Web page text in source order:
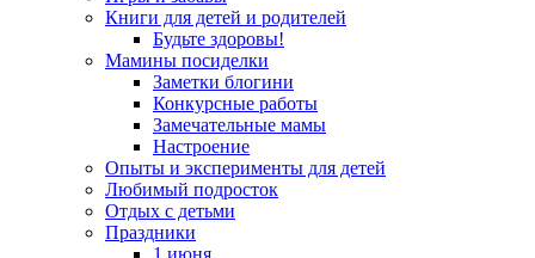
Книги для детей и родителей
Будьте здоровы!
Мамины посиделки
Заметки блогини
Конкурсные работы
Замечательные мамы
Настроение
Опыты и эксперименты для детей
Любимый подросток
Отдых с детьми
Праздники
1 июня